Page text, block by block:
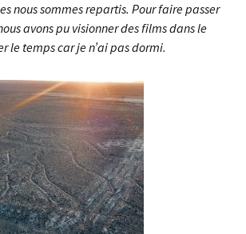
nous sommes repartis. Pour faire passer
avons pu visionner des films dans le
le temps car je n’ai pas dormi.